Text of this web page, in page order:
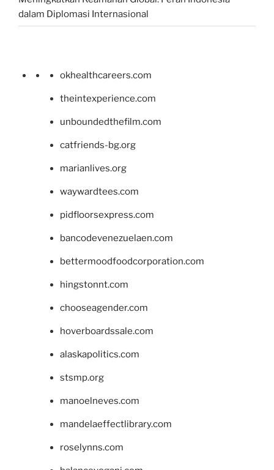
dalam Diplomasi Internasional
okhealthcareers.com
theintexperience.com
unboundedthefilm.com
catfriends-bg.org
marianlives.org
waywardtees.com
pidfloorsexpress.com
bancodevenezuelaen.com
bettermoodfoodcorporation.com
hingstonnt.com
chooseagender.com
hoverboardssale.com
alaskapolitics.com
stsmp.org
manoelneves.com
mandelaeffectlibrary.com
roselynns.com